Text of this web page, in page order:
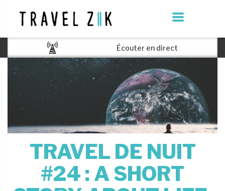
Écouter en direct
TRAVEL DE NUIT
#24 : A SHORT